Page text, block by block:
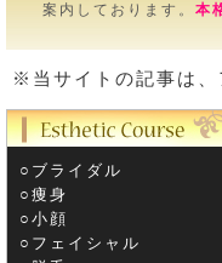
案内しております。 本
※当サイトの記事は、
○ブライダル
○痩身
○小顔
○フェイシャル